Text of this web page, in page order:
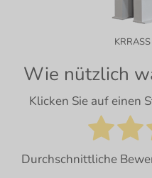
Wie nützlich
Klicken Sie auf einen
Durchschnittliche